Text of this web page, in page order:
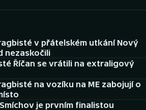
v přátelském utkání Nový
nezaskočili
Říčan se vrátili na extraligový
na vozíku na ME zabojují o
je prvním finalistou